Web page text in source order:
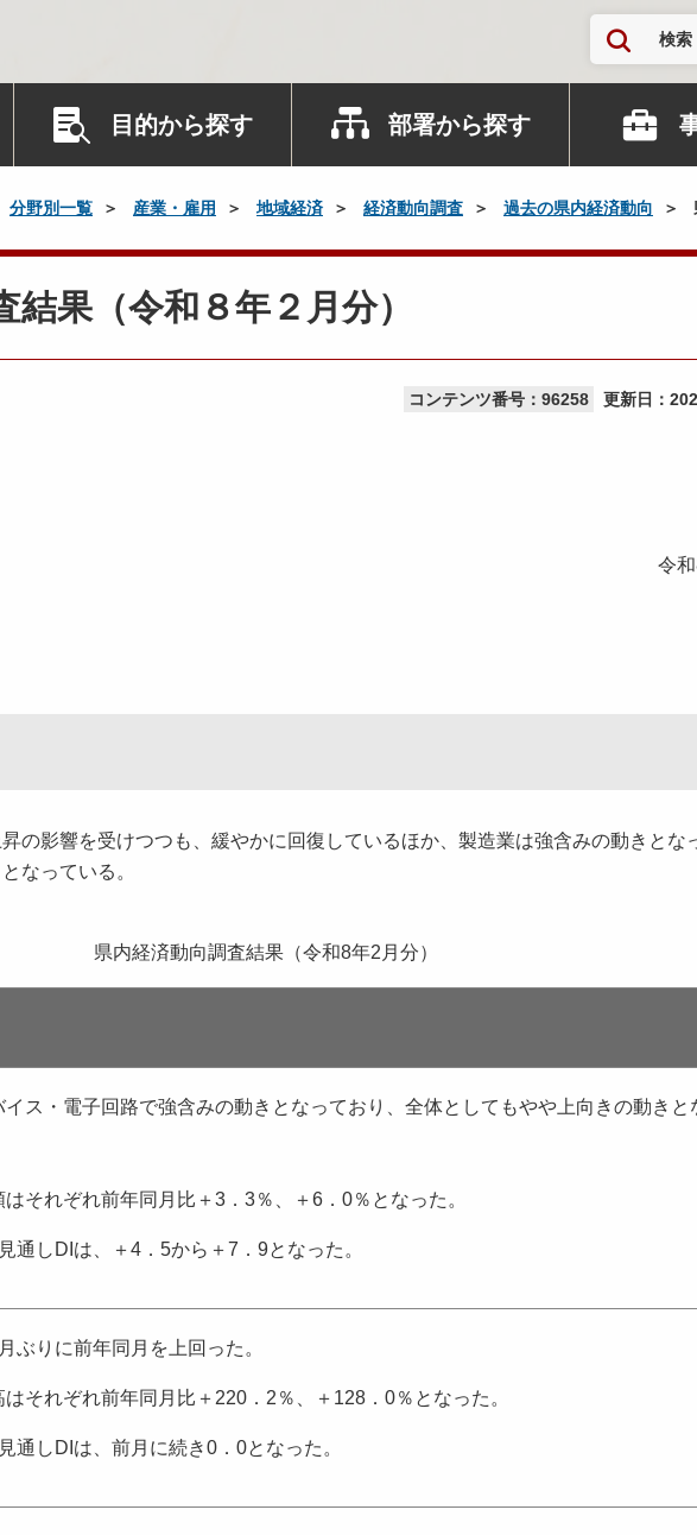
検索
目的から探す 部署から探す
分野別一覧 産業・雇用 地域経済 経済動向調査 過去の県内経済動向
結果（令和８年２月分）
コンテンツ番号：96258 更新日：
令
の影響を受けつつも、緩やかに回復しているほか、製造業は強含みの動きとな
なっている。
県内経済動向調査結果（令和8年2月分）
イス・電子回路で強含みの動きとなっており、全体としてもやや上向きの動きと
それぞれ前年同月比＋3．3％、＋6．0％となった。
通しDIは、＋4．5から＋7．9となった。
ぶりに前年同月を上回った。
それぞれ前年同月比＋220．2％、＋128．0％となった。
通しDIは、前月に続き0．0となった。